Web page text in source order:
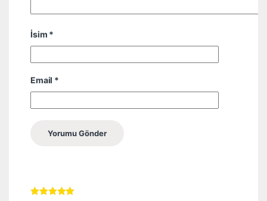
İsim *
Email *